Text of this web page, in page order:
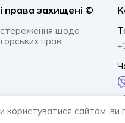
права захищенi ©
щодо
прав
користуватися сайтом, ви